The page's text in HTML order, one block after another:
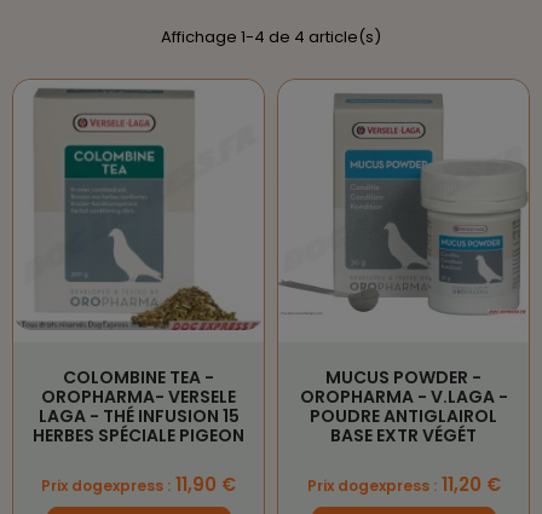
Affichage 1-4 de 4 article(s)
COLOMBINE TEA -
OROPHARMA- VERSELE
LAGA - THÉ INFUSION 15
HERBES SPÉCIALE PIGEON
Prix
Prix dogexpress : 11,90 €
MUCUS POWDER -
OROPHARMA - V.LAGA -
POUDRE ANTIGLAIROL
BASE EXTR VÉGÉT
Prix
Prix dogexpress :11,20 €